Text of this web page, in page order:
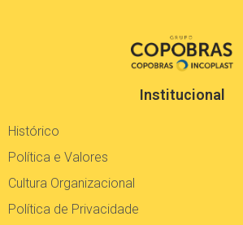
Institucional
Histórico
Política e Valores
Cultura Organizacional
Política de Privacidade